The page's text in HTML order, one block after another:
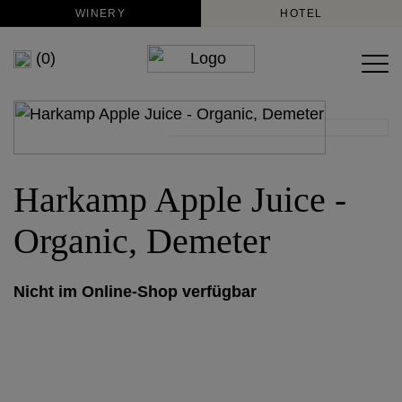
WINERY HOTEL
(0)
Harkamp Apple Juice -
Organic, Demeter
Nicht im Online-Shop verfügbar